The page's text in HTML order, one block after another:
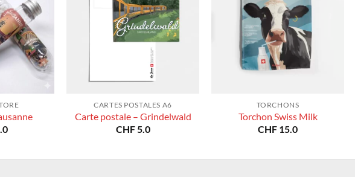
CARTES POSTALES A6
Carte postale – Grindelwald
CHF5.0
TORCHONS
Torchon Swiss Milk
CHF 15.0